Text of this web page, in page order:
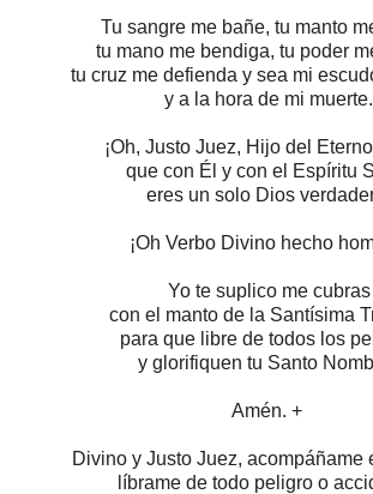
Tu sangre me bañe, tu manto
tu mano me bendiga, tu poder
tu cruz me defienda y sea mi
y a la hora de mi muerte.
¡Oh, Justo Juez, Hijo del
que con Él y con el Espíritu
eres un solo Dios
¡Oh Verbo Divino hecho
Yo te suplico me cubras
con el manto de la Santísima
para que libre de todos los
y glorifiquen tu Santo
Amén. +
Divino y Justo Juez, acompáñame
líbrame de todo peligro o